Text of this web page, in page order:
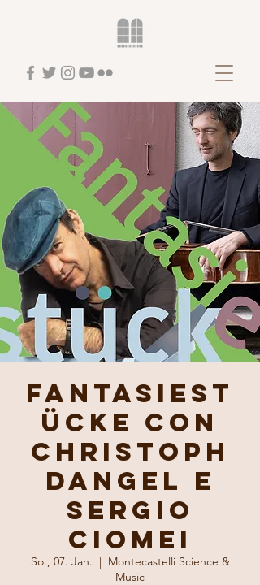
Fantasiest
ücke con
Christoph
Dangel e
Sergio
Ciomei
So., 07. Jan.
  |
Montecastelli Science &
Music